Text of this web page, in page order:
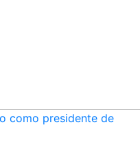
como presidente de